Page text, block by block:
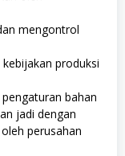
mengontrol
produksi
bahan
jadi dengan
perusahan